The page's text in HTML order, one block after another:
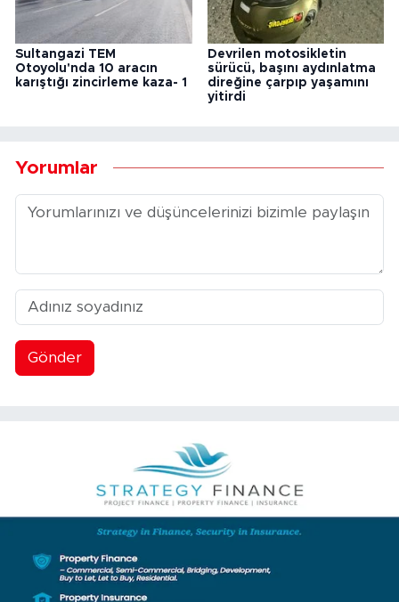
Sultangazi TEM
Otoyolu'nda 10 aracın
karıştığı zincirleme kaza- 1
Devrilen motosikletin
sürücü, başını aydınlatma
direğine çarpıp yaşamını
yitirdi
Yorumlar
Gönder